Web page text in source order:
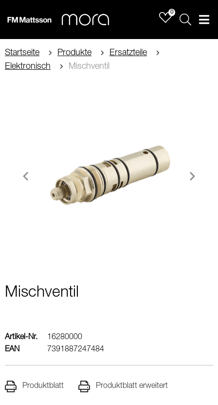
0
Sök
Startseite Produkte
Ersatzteile
Elektronisch
Mischventil
Mischventil
Artikel-Nr.
16280000
EAN
7391887247484
Produktblatt Produktblatt erweitert